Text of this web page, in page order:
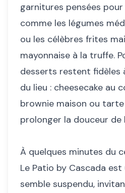
garnitures pensées
comme les légumes
ou les célèbres frites
mayonnaise à la truffe.
desserts restent fidèles
du lieu : cheesecake au
brownie maison ou
prolonger la douceur de
À quelques minutes du
Le Patio by Cascada
semble suspendu,